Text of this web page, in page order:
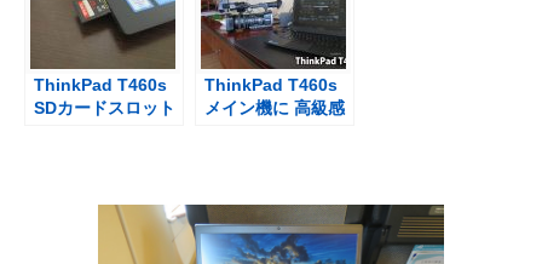
ThinkPad T460s
SDカードスロット
ThinkPad T460s
メイン機に 高級感